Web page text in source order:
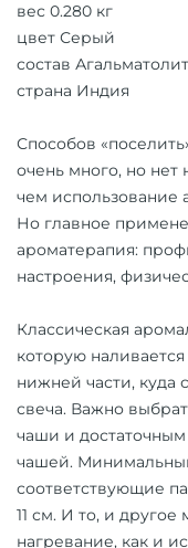
вес 0.280 кг
цвет Серый
состав Агальматолит
страна Индия
Способов
очень много, но нет
чем
Но главное
ароматерапия:
настроения,
Классическая
которую
нижней части, куда
свеча. Важно
чаши и
чашей.
соответствующие
11 см. И то, и
нагревание, как и